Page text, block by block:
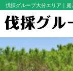
伐採グループ大分エリア ｜